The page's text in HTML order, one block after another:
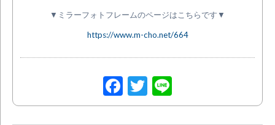
▼ミラーフォトフレームのページはこちらです▼
https://www.m-cho.net/664
Facebook
Twitter